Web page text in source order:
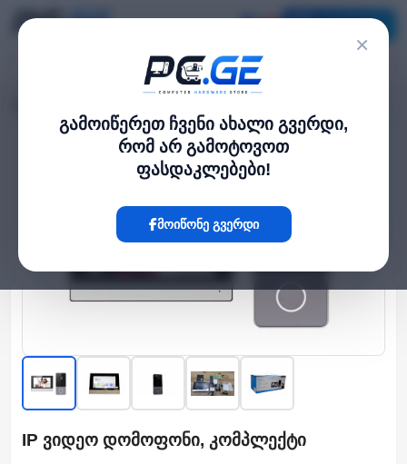
×
გამოიწერეთ ჩვენი ახალი გვერდი,
რომ არ გამოტოვოთ
ფასდაკლებები!
მოიწონე გვერდი
IP ვიდეო დომოფონი, კომპლექტი